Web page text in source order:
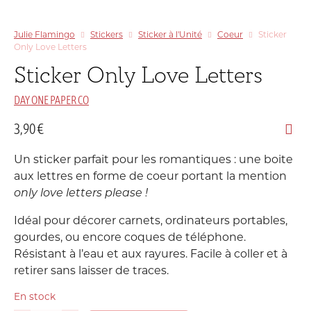
Julie Flamingo Stickers Sticker à l'Unité Coeur
Sticker
Only Love Letters
Sticker Only Love Letters
DAY ONE PAPER CO
3,90€
Un sticker parfait pour les romantiques : une boite
aux lettres en forme de coeur portant la mention
only love letters please !
Idéal pour décorer carnets, ordinateurs portables,
gourdes, ou encore coques de téléphone.
Résistant à l’eau et aux rayures. Facile à coller et à
retirer sans laisser de traces.
En stock